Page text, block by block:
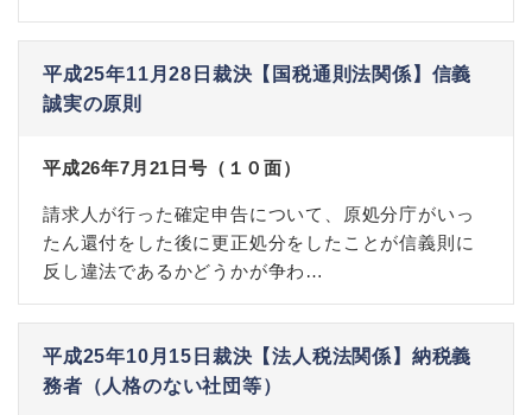
平成25年11月28日裁決【国税通則法関係】信義
誠実の原則
平成26年7月21日号（１０面）
請求人が行った確定申告について、原処分庁がいっ
たん還付をした後に更正処分をしたことが信義則に
反し違法であるかどうかが争わ…
平成25年10月15日裁決【法人税法関係】納税義
務者（人格のない社団等）